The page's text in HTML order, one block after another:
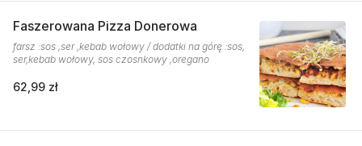
Faszerowana Pizza Donerowa
farsz :sos ,ser ,kebab wołowy / dodatki na górę :sos,
ser,kebab wołowy, sos czosnkowy ,oregano
62,99 zł